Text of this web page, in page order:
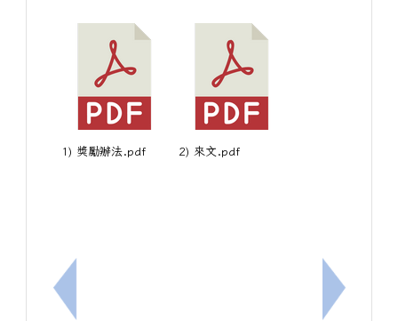
上一筆：函轉財團法人嘉新兆福文化基金會辦理「
1) 獎勵辦法.pdf 2) 來文.pdf
下一筆：